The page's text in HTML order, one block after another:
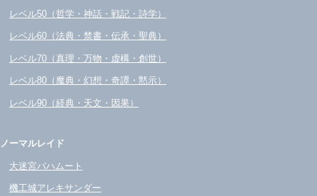
レベル50（哲学・神話・戦記・詩学）
レベル60（法典・禁書・伝承・聖典）
レベル70（真理・万物・虚構・創世）
レベル80（魔典・幻想・奇譚・黙示）
レベル90（経典・天文・因果）
ノーマルレイド
大迷宮バハムート
機工城アレキサンダー